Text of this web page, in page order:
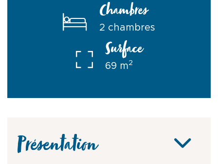
Chambres
2 chambres
Surface
69 m2
Présentation